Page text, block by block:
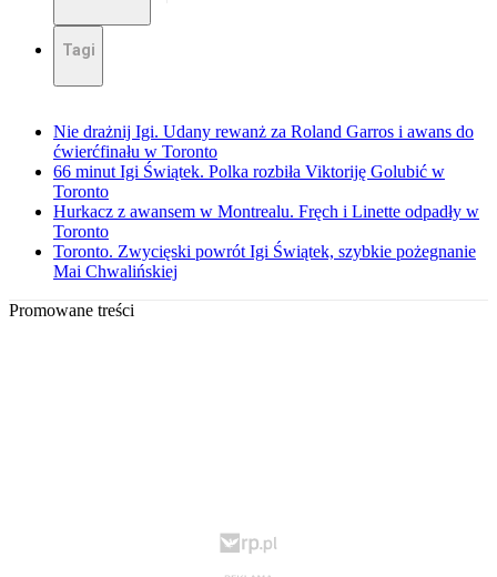
Tagi
Nie drażnij Igi. Udany rewanż za Roland Garros i awans do
ćwierćfinału w Toronto
66 minut Igi Świątek. Polka rozbiła Viktoriję Golubić w
Toronto
Hurkacz z awansem w Montrealu. Fręch i Linette odpadły w
Toronto
Toronto. Zwycięski powrót Igi Świątek, szybkie pożegnanie
Mai Chwalińskiej
Promowane treści